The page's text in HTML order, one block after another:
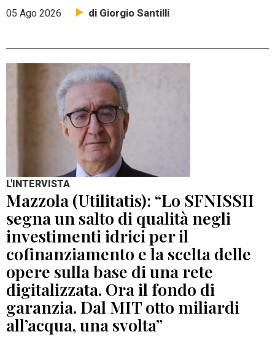
05 Ago 2026 di Giorgio Santilli
L'INTERVISTA
Mazzola (Utilitatis): “Lo SFNISSII
segna un salto di qualità negli
investimenti idrici per il
cofinanziamento e la scelta delle
opere sulla base di una rete
digitalizzata. Ora il fondo di
garanzia. Dal MIT otto miliardi
all’acqua, una svolta”